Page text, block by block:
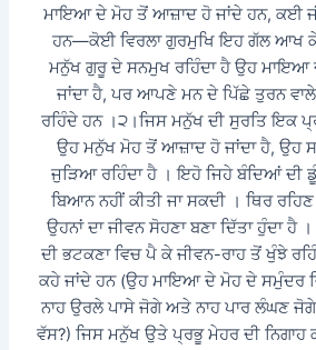
ਮਾਇਆ ਦੇ ਮੋਹ ਤੋਂ ਆਜ਼ਾਦ ਹੋ ਜਾਂਦੇ ਹਨ, ਕਈ
ਹਨ—ਕੋਈ ਵਿਰਲਾ ਗੁਰਮੁਖਿ ਇਹ ਗੱਲ ਆਖ ਕੇ
ਮਨੁੱਖ ਗੁਰੂ ਦੇ ਸਨਮੁਖ ਰਹਿੰਦਾ ਹੈ ਉਹ ਮਾਇਆ
ਜਾਂਦਾ ਹੈ, ਪਰ ਆਪਣੇ ਮਨ ਦੇ ਪਿੱਛੇ ਤੁਰਨ ਵਾਲੇ
ਰਹਿੰਦੇ ਹਨ ।੨।ਜਿਸ ਮਨੁੱਖ ਦੀ ਸੁਰਤਿ ਇਕ
ਉਹ ਮਨੁੱਖ ਮੋਹ ਤੋਂ ਆਜ਼ਾਦ ਹੋ ਜਾਂਦਾ ਹੈ, ਉਹ
ਜੁੜਿਆ ਰਹਿੰਦਾ ਹੈ । ਇਹੋ ਜਿਹੇ ਬੰਦਿਆਂ
ਬਿਆਨ ਨਹੀਂ ਕੀਤੀ ਜਾ ਸਕਦੀ । ਥਿਰ
ਉਹਨਾਂ ਦਾ ਜੀਵਨ ਸੋਹਣਾ ਬਣਾ ਦਿੱਤਾ ਹੁੰਦਾ
ਦੀ ਭਟਕਣਾ ਵਿਚ ਪੈ ਕੇ ਜੀਵਨ-ਰਾਹ ਤੋਂ ਖੁੰਝੇ
ਕਹੇ ਜਾਂਦੇ ਹਨ (ਉਹ ਮਾਇਆ ਦੇ ਮੋਹ ਦੇ ਸਮੁੰਦਰ
ਨਾਹ ਉਰਲੇ ਪਾਸੇ ਜੋਗੇ ਅਤੇ ਨਾਹ ਪਾਰ ਲੰਘਣ
ਵੱਸ?) ਜਿਸ ਮਨੁੱਖ ਉਤੇ ਪ੍ਰਭੂ ਮੇਹਰ ਦੀ ਨਿਗਾਹ